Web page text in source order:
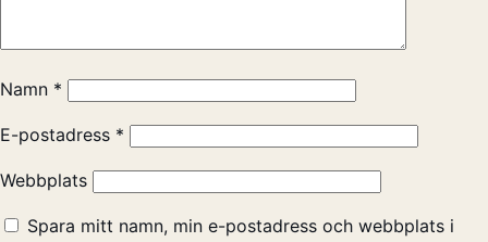
Namn *
E-postadress *
Webbplats
Spara mitt namn, min e-postadress och webbplats i